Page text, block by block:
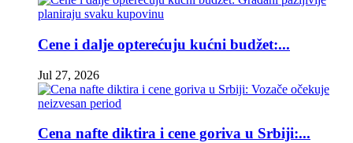
Cene i dalje opterećuju kućni budžet:...
Jul 27, 2026
Cena nafte diktira i cene goriva u Srbiji:...